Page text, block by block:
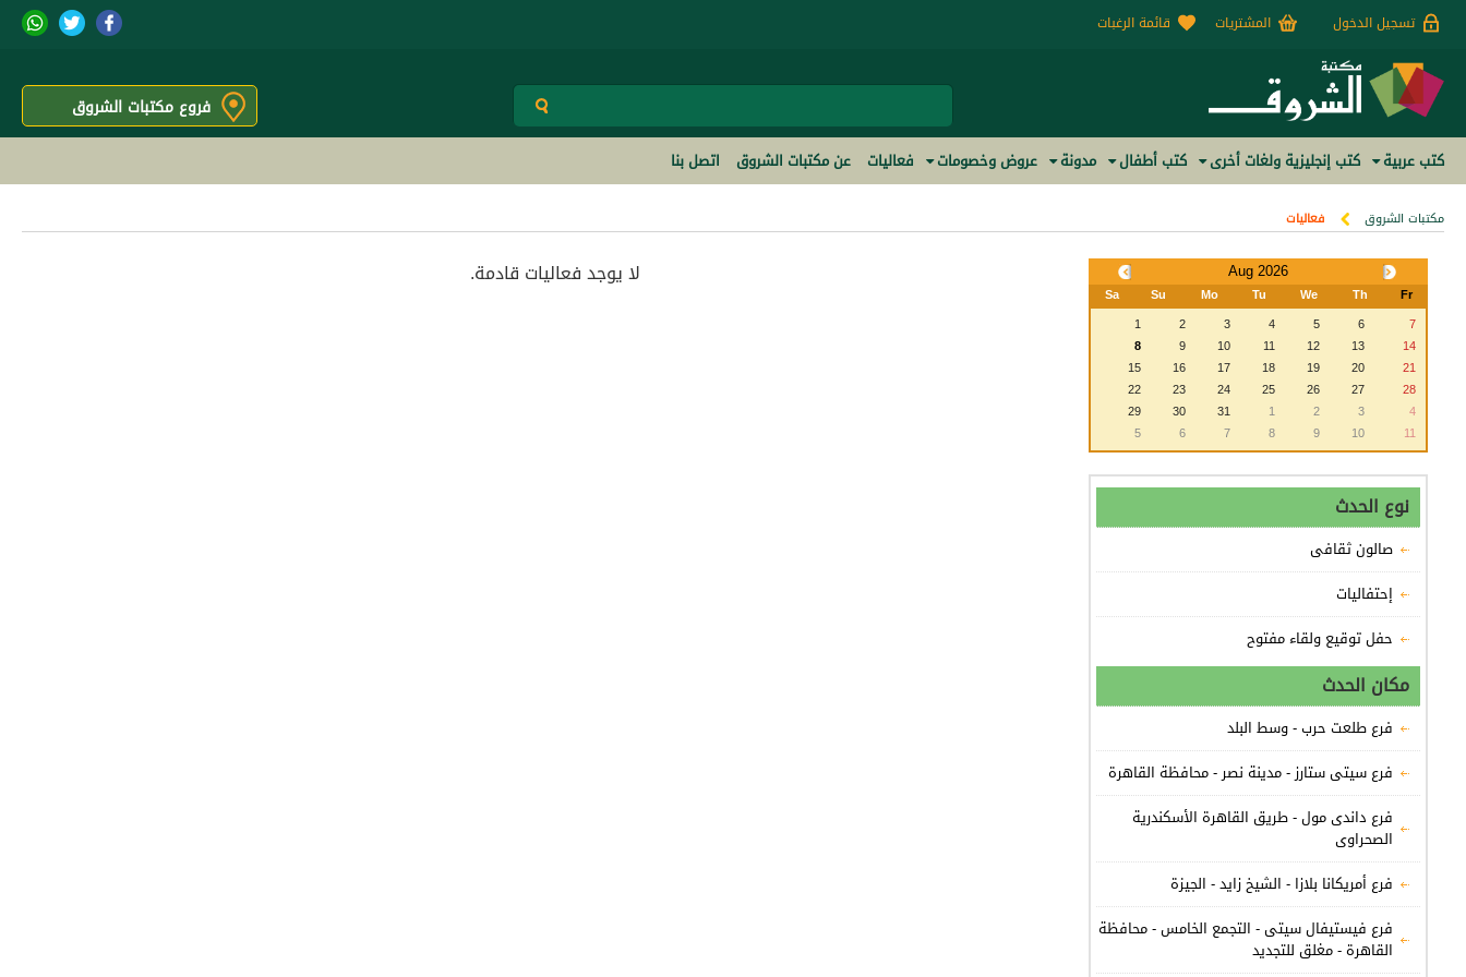
تسجيل الدخول المشتريات قائمة الرغبات
فروع مكتبات الشروق
كتب عربية كتب إنجليزية ولغات أخرى كتب أطفال مدونة عروض وخصومات فعاليات عن مكتبات الشروق اتصل بنا
مكتبات الشروق فعاليات
Aug 2026
Sa Su Mo Tu We Th
Fr
1
2 3 4 5 6
7
8
9 10 11 12 13
14
15
16 17 18 19 20
21
22
23 24 25 26 27
28
29
30 31 1 2 3
4
5
6 7 8 9 10 11
نوع الحدث
صالون ثقافى
إحتفاليات
حفل توقيع ولقاء مفتوح
مكان الحدث
فرع طلعت حرب - وسط البلد
فرع سيتى ستارز - مدينة نصر - محافظة القاهرة
فرع داندى مول - طريق القاهرة الأسكندرية
الصحراوى
فرع أمريكانا بلازا - الشيخ زايد - الجيزة
فرع فيستيفال سيتى - التجمع الخامس - محافظة
القاهرة - مغلق للتجديد
لا يوجد فعاليات قادمة.